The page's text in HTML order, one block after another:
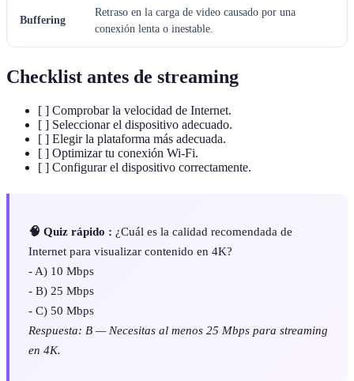
Buffering
Retraso en la carga de video causado por una
conexión lenta o inestable.
Checklist antes de streaming
[ ] Comprobar la velocidad de Internet.
[ ] Seleccionar el dispositivo adecuado.
[ ] Elegir la plataforma más adecuada.
[ ] Optimizar tu conexión Wi-Fi.
[ ] Configurar el dispositivo correctamente.
🧠 Quiz rápido : ¿Cuál es la calidad recomendada de
Internet para visualizar contenido en 4K?
- A) 10 Mbps
- B) 25 Mbps
- C) 50 Mbps
Respuesta: B — Necesitas al menos 25 Mbps para streaming
en 4K.